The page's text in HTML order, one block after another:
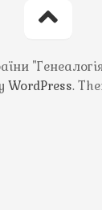
WordPress.